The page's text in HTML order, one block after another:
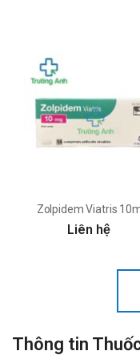
Zolpidem Viatris
Liên hệ
Thông tin